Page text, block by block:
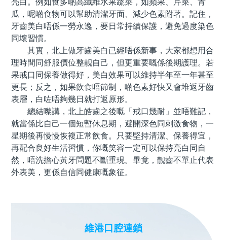
瓜，呢啲食物可以幫助清潔牙面、減少色素附著。記住，
牙齒美白唔係一勞永逸，要日常持續保護，避免過度染色
同壞習慣。
其實，北上做牙齒美白已經唔係新事，大家都想用合
理時間同舒服價位整靓自己，但更重要嘅係後期護理。若
果戒口同保養做得好，美白效果可以維持半年至一年甚至
更長；反之，如果飲食唔節制，啲色素好快又會堆返牙齒
表層，白咗唔夠幾日就打返原形。
總結嚟講，北上皓齒之後嘅「戒口幾耐」並唔難記，
就當係比自己一個短暫休息期，避開深色同刺激食物，一
星期後再慢慢恢複正常飲食。只要堅持清潔、保養得宜，
再配合良好生活習慣，你嘅笑容一定可以保持亮白同自
然，唔洗擔心黃牙問題不斷重現。畢竟，靓齒不單止代表
外表美，更係自信同健康嘅象征。
維港口腔連鎖